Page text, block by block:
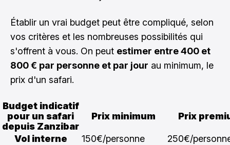
Établir un vrai budget peut être compliqué, selon
vos critères et les nombreuses possibilités qui
s'offrent à vous. On peut estimer entre 400 et
800 € par personne et par jour au minimum, le
prix d'un safari.
Budget indicatif
pour un safari
depuis Zanzibar
Prix minimum Prix
Vol interne 150€/personne
250€/